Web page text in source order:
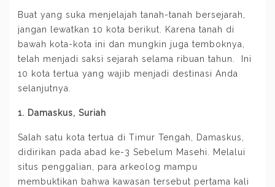
Buat yang suka menjelajah tanah-tanah bersejarah,
jangan lewatkan 10 kota berikut. Karena tanah di
bawah kota-kota ini dan mungkin juga temboknya,
telah menjadi saksi sejarah selama ribuan tahun. Ini
10 kota tertua yang wajib menjadi destinasi Anda
selanjutnya.
1. Damaskus, Suriah
Salah satu kota tertua di Timur Tengah, Damaskus,
didirikan pada abad ke-3 Sebelum Masehi. Melalui
situs penggalian, para arkeolog mampu
membuktikan bahwa kawasan tersebut pertama kali